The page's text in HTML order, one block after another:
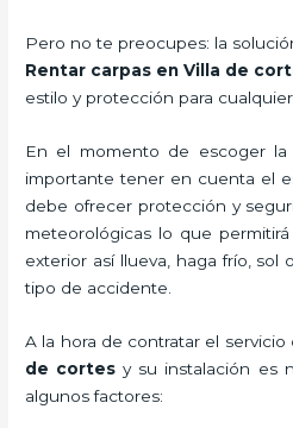
Pero no te preocupes: la
Rentar carpas en Villa de
estilo y protección para cualquier
En el momento de escoger
importante tener en cuenta el
debe ofrecer protección y
meteorológicas lo que
exterior así llueva, haga frío, sol
tipo de accidente.
A la hora de contratar el servicio
de cortes y su instalación es
algunos factores: